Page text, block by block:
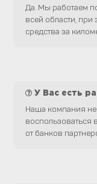
Да. Мы работаем
всей области,
средства за
У Вас есть
Наша компания не
от банков